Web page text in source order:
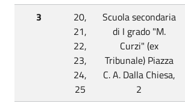
3
20,
21,
22,
23,
24,
25
Scuola secondaria
di I grado "M.
Curzi" (ex
Tribunale) Piazza
C. A. Dalla Chiesa,
2